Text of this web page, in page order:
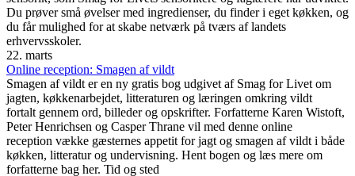
Du prøver små øvelser med ingredienser, du finder i eget køkken, og
du får mulighed for at skabe netværk på tværs af landets
erhvervsskoler.
22. marts
Online reception: Smagen af vildt
Smagen af vildt er en ny gratis bog udgivet af Smag for Livet om
jagten, køkkenarbejdet, litteraturen og læringen omkring vildt
fortalt gennem ord, billeder og opskrifter. Forfatterne Karen Wistoft,
Peter Henrichsen og Casper Thrane vil med denne online
reception vække gæsternes appetit for jagt og smagen af vildt i både
køkken, litteratur og undervisning. Hent bogen og læs mere om
forfatterne bag her. Tid og sted